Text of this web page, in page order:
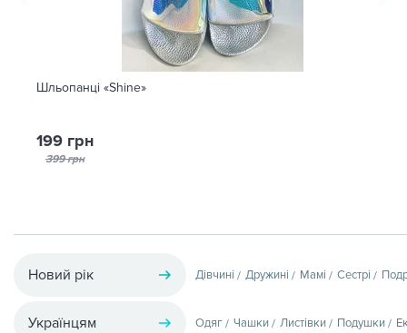
Шльопанці «Shine»
199 грн
399 грн
Новий рік Дівчині Дружині Мамі Сестрі
Українцям Одяг Чашки Листівки Подушки